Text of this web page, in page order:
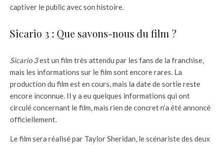
captiver le public avec son histoire.
Sicario 3 : Que savons-nous du film ?
Sicario 3est un film très attendu par les fans de la franchise,
mais les informations sur le film sont encore rares. La
production du film est en cours, mais la date de sortie reste
encore inconnue. Il y a eu quelques informations qui ont
circulé concernant le film, mais rien de concret n’a été annoncé
officiellement.
Le film sera réalisé par Taylor Sheridan, le scénariste des deux